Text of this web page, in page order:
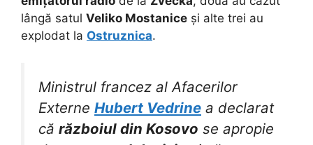
lângă satul Veliko Mostanice și alte trei au
explodat la Ostruznica.
Ministrul francez al Afacerilor
Externe Hubert Vedrine a declarat
că războiul din Kosovo se apropie